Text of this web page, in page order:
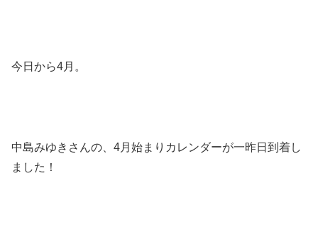
今日から4月。
中島みゆきさんの、4月始まりカレンダーが一昨日到着し
ました！